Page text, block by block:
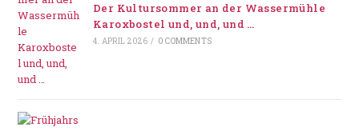
Der Kultursommer an der Wassermühle
Karoxbostel und, und, und …
4. APRIL 2026 / 0 COMMENTS